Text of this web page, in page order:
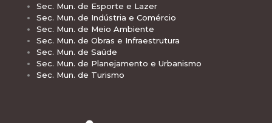
Sec. Mun. de Esporte e Lazer
Sec. Mun. de Indústria e Comércio
Sec. Mun. de Meio Ambiente
Sec. Mun. de Obras e Infraestrutura
Sec. Mun. de Saúde
Sec. Mun. de Planejamento e Urbanismo
Sec. Mun. de Turismo